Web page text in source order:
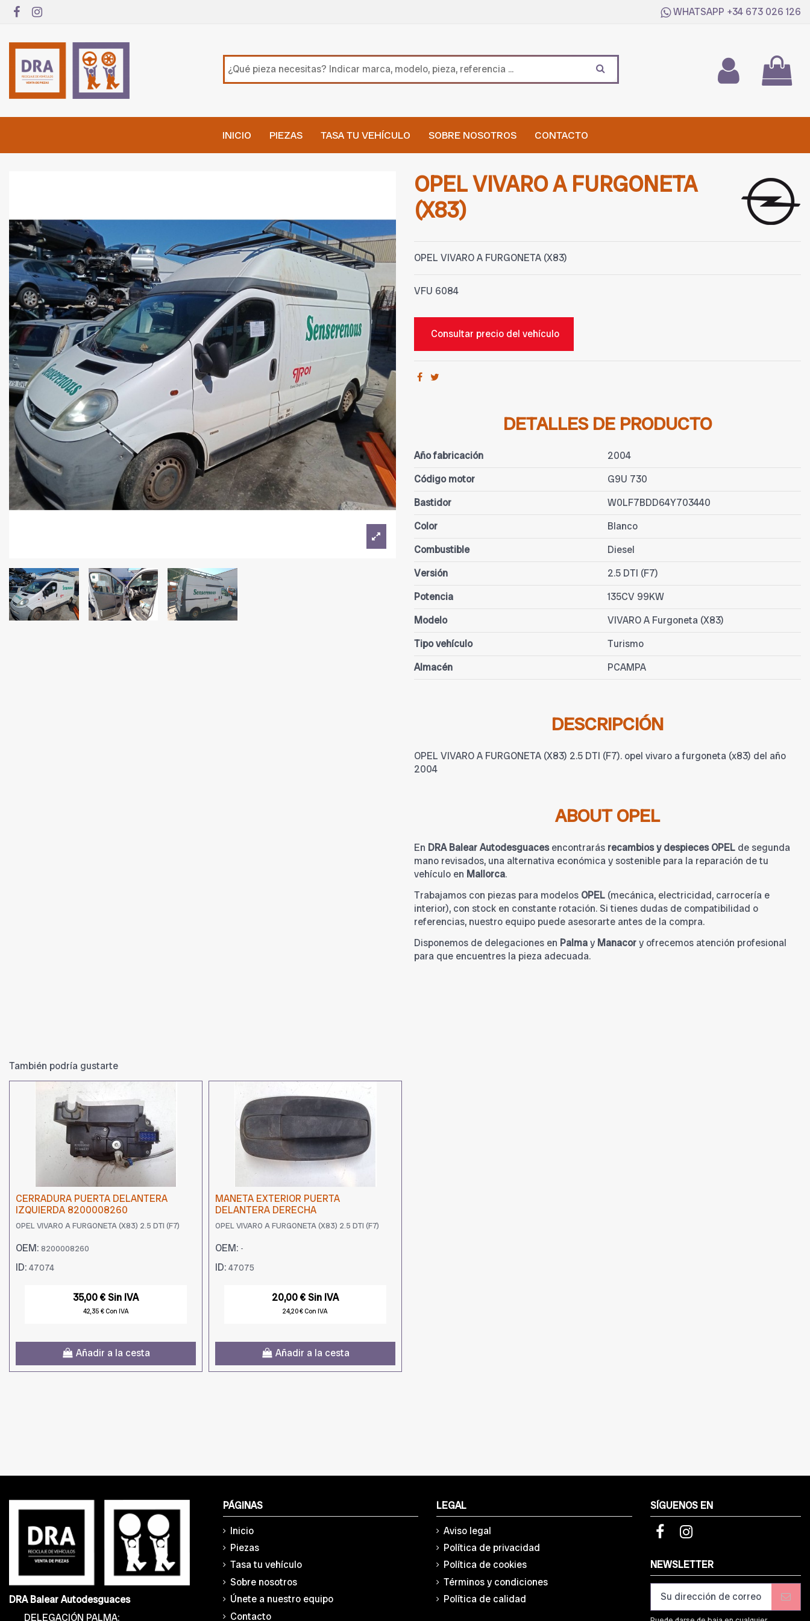
WHATSAPP +34 673 026 126
INICIO PIEZAS TASA TU VEHÍCULO SOBRE NOSOTROS CONTACTO
OPEL VIVARO A FURGONETA
(X83)
OPEL VIVARO A FURGONETA (X83)
VFU 6084
Consultar precio del vehículo
DETALLES DE PRODUCTO
Año fabricación
2004
Código motor
G9U 730
Bastidor
W0LF7BDD64Y703440
Color
Blanco
Combustible
Diesel
Versión
2.5 DTI (F7)
Potencia
135CV 99KW
Modelo
VIVARO A Furgoneta (X83)
Tipo vehículo
Turismo
Almacén
PCAMPA
DESCRIPCIÓN
OPEL VIVARO A FURGONETA (X83) 2.5 DTI (F7). opel vivaro a furgoneta (x83) del año
2004
ABOUT OPEL
En DRA Balear Autodesguacesencontrarás recambios y despieces OPEL de segunda
mano revisados, una alternativa económica y sostenible para la reparación de tu
vehículo en Mallorca.
Trabajamos con piezas para modelos OPEL (mecánica, electricidad, carrocería e
interior), con stock en constante rotación. Si tienes dudas de compatibilidad o
referencias, nuestro equipo puede asesorarte antes de la compra.
Disponemos de delegaciones en Palmay Manacory ofrecemos atención profesional
para que encuentres la pieza adecuada.
También podría gustarte
CERRADURA PUERTA DELANTERA
IZQUIERDA 8200008260
OPEL VIVARO A FURGONETA (X83) 2.5 DTI (F7)
OEM: 8200008260
ID: 47074
35,00 € Sin IVA
42,35 € Con IVA
Añadir a la cesta
MANETA EXTERIOR PUERTA
DELANTERA DERECHA
OPEL VIVARO A FURGONETA (X83) 2.5 DTI (F7)
OEM: -
ID: 47075
20,00 € Sin IVA
24,20 € Con IVA
Añadir a la cesta
DRA Balear Autodesguaces
DELEGACIÓN PALMA:
PÁGINAS
Inicio
Piezas
Tasa tu vehículo
Sobre nosotros
Únete a nuestro equipo
Contacto
LEGAL
Aviso legal
Política de privacidad
Política de cookies
Términos y condiciones
Política de calidad
SÍGUENOS EN
NEWSLETTER